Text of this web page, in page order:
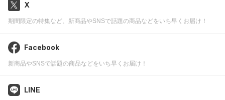
X
期間限定の特集など、新商品やSNSで話題の商品などをいち早くお届け！
Facebook
新商品やSNSで話題の商品などをいち早くお届け！
LINE